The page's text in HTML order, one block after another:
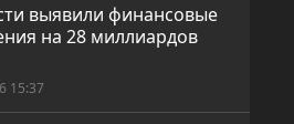
выявили финансовые
на 28 миллиардов
15:37